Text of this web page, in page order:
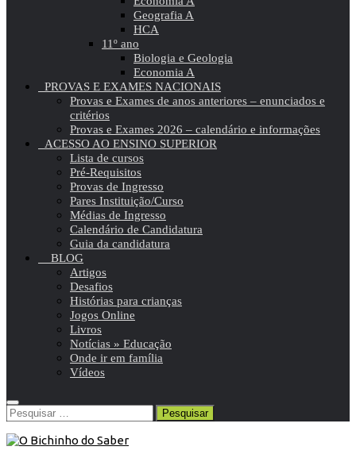
Geografia A
HCA
11º ano
Biologia e Geologia
Economia A
PROVAS E EXAMES NACIONAIS
Provas e Exames de anos anteriores – enunciados e
critérios
Provas e Exames 2026 – calendário e informações
ACESSO AO ENSINO SUPERIOR
Lista de cursos
Pré-Requisitos
Provas de Ingresso
Pares Instituição/Curso
Médias de Ingresso
Calendário de Candidatura
Guia da candidatura
BLOG
Artigos
Desafios
Histórias para crianças
Jogos Online
Livros
Notícias » Educação
Onde ir em família
Vídeos
Pesquisar
por: